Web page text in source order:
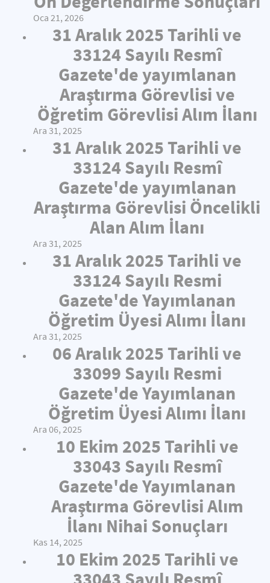
Oca 21, 2026
31 Aralık 2025 Tarihli ve
33124 Sayılı Resmî
Gazete'de yayımlanan
Araştırma Görevlisi ve
Öğretim Görevlisi Alım İlanı
Ara 31, 2025
31 Aralık 2025 Tarihli ve
33124 Sayılı Resmî
Gazete'de yayımlanan
Araştırma Görevlisi Öncelikli
Alan Alım İlanı
Ara 31, 2025
31 Aralık 2025 Tarihli ve
33124 Sayılı Resmi
Gazete'de Yayımlanan
Öğretim Üyesi Alımı İlanı
Ara 31, 2025
06 Aralık 2025 Tarihli ve
33099 Sayılı Resmi
Gazete'de Yayımlanan
Öğretim Üyesi Alımı İlanı
Ara 06, 2025
10 Ekim 2025 Tarihli ve
33043 Sayılı Resmî
Gazete'de Yayımlanan
Araştırma Görevlisi Alım
İlanı Nihai Sonuçları
Kas 14, 2025
10 Ekim 2025 Tarihli ve